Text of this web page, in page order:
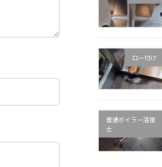
ロー付け
普通ボイラー溶接
士